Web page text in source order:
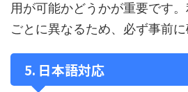
用が可能かどうかが重要です
ごとに異なるため、必ず事前に
5. 日本語対応